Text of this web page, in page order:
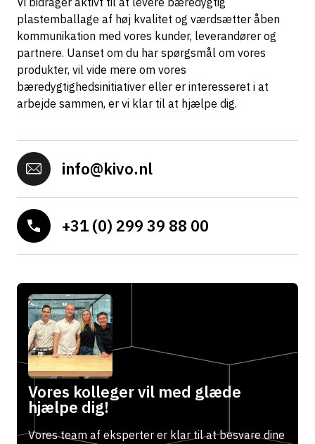
plastemballage af høj kvalitet og værdsætter åben
kommunikation med vores kunder, leverandører og
partnere. Uanset om du har spørgsmål om vores
produkter, vil vide mere om vores
bæredygtighedsinitiativer eller er interesseret i at
arbejde sammen, er vi klar til at hjælpe dig.
info@kivo.nl
+31 (0) 299 39 88 00
Vores kolleger vil med glæde
hjælpe dig!
Vores team af eksperter er klar til at besvare dine